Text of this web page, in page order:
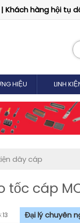
Khách hàng hội tụ
HIỆU LINH
dây cáp
tốc cáp
Đại lý chuyên